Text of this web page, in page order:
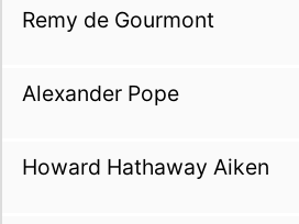
Remy de Gourmont
Alexander Pope
Howard Hathaway Aiken